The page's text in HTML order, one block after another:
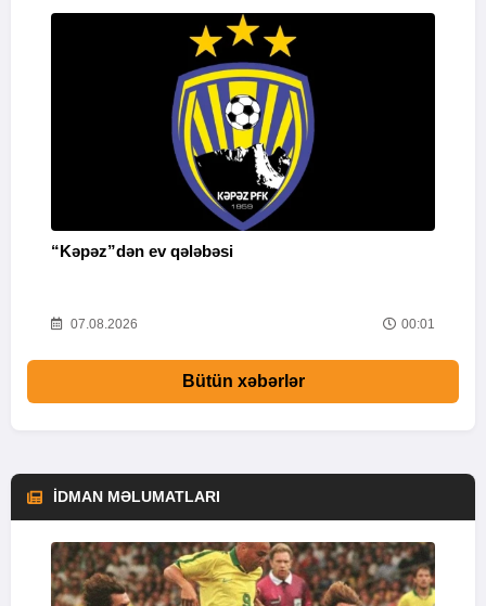
“Kəpəz”dən ev qələbəsi
07.08.2026 00:01
Bütün xəbərlər
İDMAN MƏLUMATLARI